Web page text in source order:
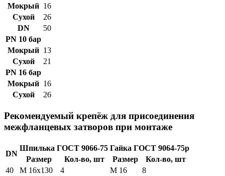
Мокрый 16
Сухой
26
DN
50
PN 10 бар
Мокрый 13
Сухой
21
PN 16 бар
Мокрый 16
Сухой
26
Рекомендуемый крепёж для присоединения
межфланцевых затворов при монтаже
DN
Шпилька ГОСТ 9066-75 Гайка ГОСТ 9064-75р
Размер
Кол-во, шт Размер
Кол-во, шт
40
М 16х130 4 М 16
8